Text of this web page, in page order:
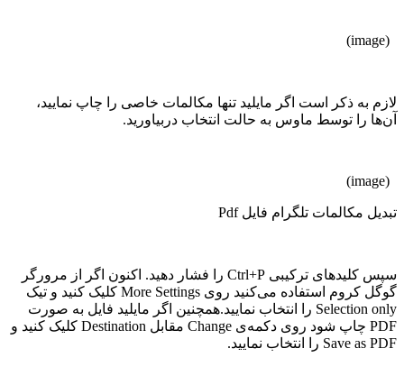
(image)
لازم به ذکر است اگر مایلید تنها مکالمات خاصی را چاپ نمایید،
آن‌ها را توسط ماوس به حالت انتخاب دربیاورید.
(image)
تبدیل مکالمات تلگرام فایل Pdf
سپس کلیدهای ترکیبی Ctrl+P را فشار دهید. اکنون اگر از مرورگر
گوگل کروم استفاده می‌کنید روی More Settings کلیک کنید و تیک
Selection only را انتخاب نمایید.همچنین اگر مایلید فایل به صورت
PDF چاپ شود روی دکمه‌ی Change مقابل Destination کلیک کنید و
Save as PDF را انتخاب نمایید.